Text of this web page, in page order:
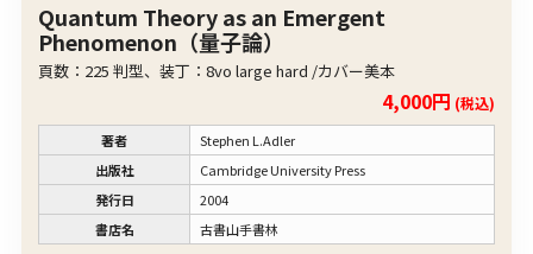
Quantum Theory as an Emergent
Phenomenon（量子論）
頁数：225 判型、装丁：8vo large hard /カバー美本
4,000円 (税込)
著者
Stephen L.Adler
出版社
Cambridge University Press
発行日
2004
書店名
古書山手書林